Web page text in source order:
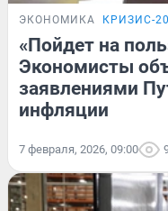
ЭКОНОМИКА КРИЗИС-
«Пойдет на
Экономисты
заявлениями
инфляции
7 февраля, 2026, 09:00